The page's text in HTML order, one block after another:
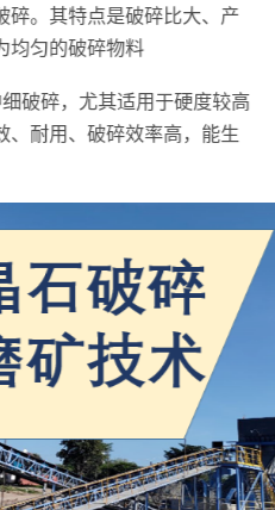
碎。其特点是破碎比大、产
均匀的破碎物料
细破碎，尤其适用于硬度较高
、耐用、破碎效率高，能生